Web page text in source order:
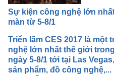
Sự kiện công nghệ lớn
màn từ 5-8/1
Triển lãm CES 2017 là
nghệ lớn nhất thế giới
ngày 5-8/1 tới tại Las
sản phẩm, đồ công